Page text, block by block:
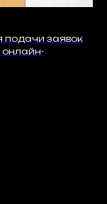
подачи заявок
онлайн-